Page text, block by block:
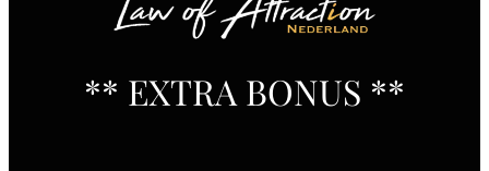
** EXTRA BONUS **